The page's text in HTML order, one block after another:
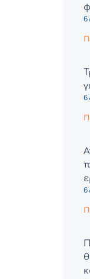
6
6
6